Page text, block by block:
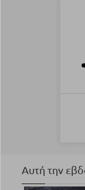
Αυτή την